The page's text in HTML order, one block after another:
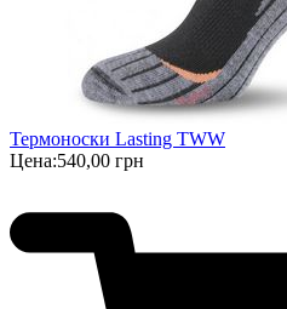
Термоноски Lasting TWW
Цена:540,00 грн